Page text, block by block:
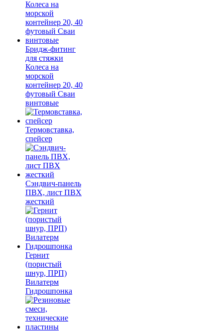
Бридж-фитинг
для стяжки
Колеса на
морской
контейнер 20, 40
футовый Сваи
винтовые
Термовставка,
спейсер
Сэндвич-панель
ПВХ, лист ПВХ
жесткий
Гернит
(пористый
шнур, ПРП)
Вилатерм
Гидрошпонка